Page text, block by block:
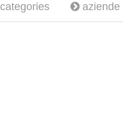
categories aziende